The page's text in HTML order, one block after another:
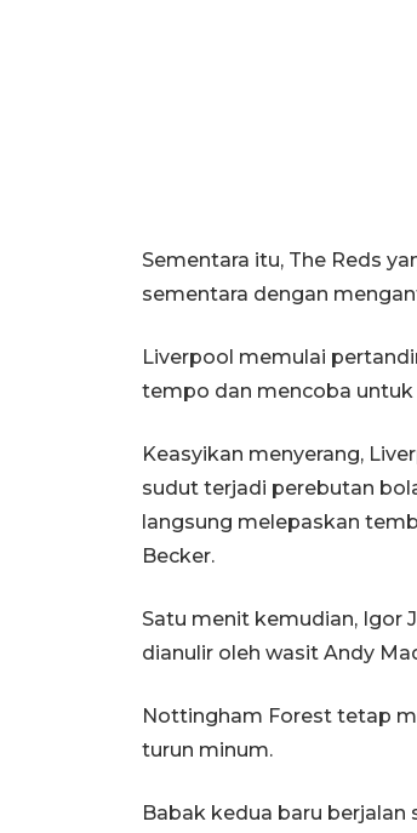
Sementara itu, The Reds
sementara dengan
Liverpool memulai
tempo dan mencoba
Keasyikan menyerang,
sudut terjadi perebutan
langsung melepaskan
Becker.
Satu menit kemudian, Igor
dianulir oleh wasit Andy
Nottingham Forest tetap
turun minum.
Babak kedua baru